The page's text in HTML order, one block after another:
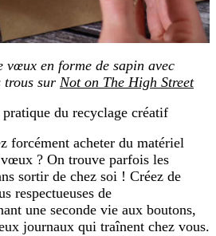
vœux en forme de sapin avec
trous sur Not on The High Street
pratique du recyclage créatif
forcément acheter du matériel
? On trouve parfois les
sortir de chez soi ! Créez de
respectueuses de
une seconde vie aux boutons,
journaux qui traînent chez vous.